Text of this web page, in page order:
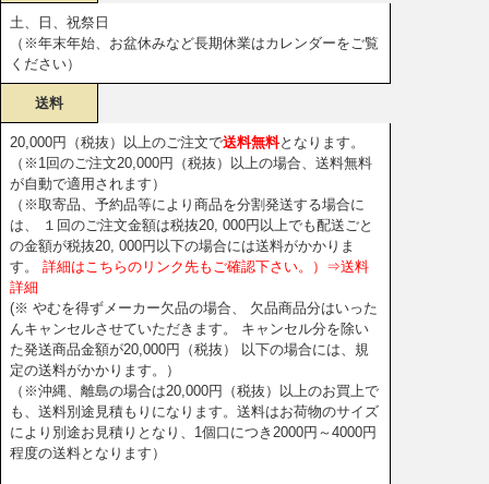
土、日、祝祭日
（※年末年始、お盆休みなど長期休業はカレンダーをご覧
ください）
送料
20,000円（税抜）以上のご注文で送料無料となります。
（※1回のご注文20,000円（税抜）以上の場合、送料無料
が自動で適用されます）
（※取寄品、予約品等により商品を分割発送する場合に
は、 １回のご注文金額は税抜20, 000円以上でも配送ごと
の金額が税抜20, 000円以下の場合には送料がかかりま
す。
詳細はこちらのリンク先もご確認下さい。）⇒送料
詳細
(※ やむを得ずメーカー欠品の場合、 欠品商品分はいった
んキャンセルさせていただきます。 キャンセル分を除い
た発送商品金額が20,000円（税抜） 以下の場合には、規
定の送料がかかります。）
（※沖縄、離島の場合は20,000円（税抜）以上のお買上で
も、送料別途見積もりになります。送料はお荷物のサイズ
により別途お見積りとなり、1個口につき2000円～4000円
程度の送料となります）